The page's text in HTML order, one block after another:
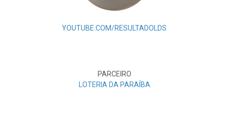
YOUTUBE.COM/RESULTADOLDS
PARCEIRO
LOTERIA DA PARAÍBA